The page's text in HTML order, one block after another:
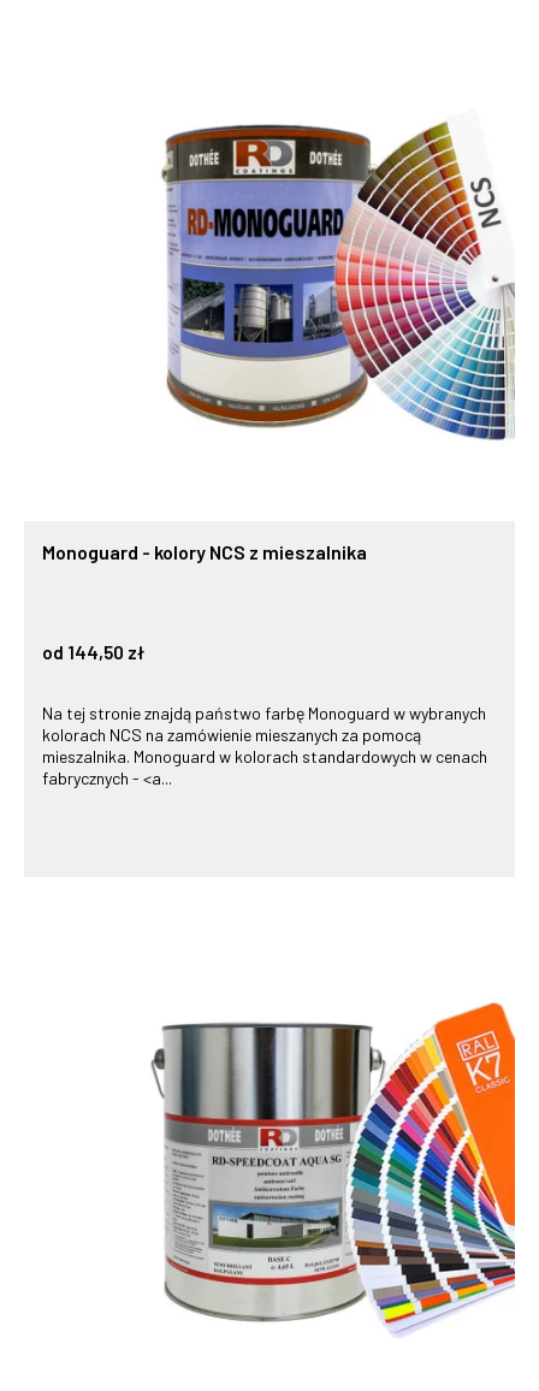
Monoguard - kolory NCS z mieszalnika
od 144,50 zł
Na tej stronie znajdą państwo farbę Monoguard w wybranych
kolorach NCS na zamówienie mieszanych za pomocą
mieszalnika. Monoguard w kolorach standardowych w cenach
fabrycznych - <a...